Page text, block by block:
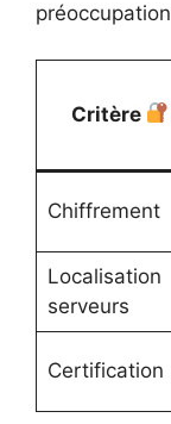
Critère
Chiffrement
Localisation
serveurs
Certification